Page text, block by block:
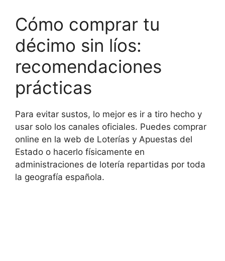
Cómo comprar tu
décimo sin líos:
recomendaciones
prácticas
Para evitar sustos, lo mejor es ir a tiro hecho y
usar solo los canales oficiales. Puedes comprar
online en la web de Loterías y Apuestas del
Estado o hacerlo físicamente en
administraciones de lotería repartidas por toda
la geografía española.